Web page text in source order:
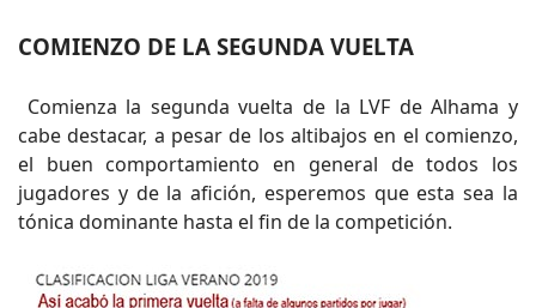
COMIENZO DE LA SEGUNDA VUELTA
Comienza la segunda vuelta de la LVF de Alhama y
cabe destacar, a pesar de los altibajos en el comienzo,
el buen comportamiento en general de todos los
jugadores y de la afición, esperemos que esta sea la
tónica dominante hasta el fin de la competición.